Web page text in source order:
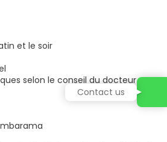
et le soir
selon le conseil du docteur
Contact us